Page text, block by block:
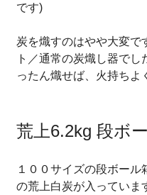
です)
炭を熾すのはやや大変で
ト／通常の炭熾し器で
ったん熾せば、火持ちよ
荒上6.2kg 段ボ
１００サイズの段ボー
の荒上白炭が入っていま